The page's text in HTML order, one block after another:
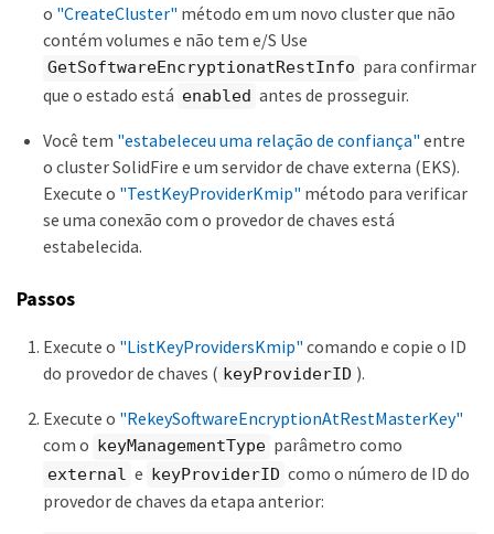
o "CreateCluster" método em um novo cluster que não
contém volumes e não tem e/S Use
GetSoftwareEncryptionatRestInfo para confirmar
que o estado está enabled antes de prosseguir.
Você tem "estabeleceu uma relação de confiança" entre
o cluster SolidFire e um servidor de chave externa (EKS).
Execute o "TestKeyProviderKmip" método para verificar
se uma conexão com o provedor de chaves está
estabelecida.
Passos
Execute o "ListKeyProvidersKmip" comando e copie o ID
do provedor de chaves ( keyProviderID ).
Execute o "RekeySoftwareEncryptionAtRestMasterKey"
com o keyManagementType parâmetro como
external e keyProviderID como o número de ID do
provedor de chaves da etapa anterior: